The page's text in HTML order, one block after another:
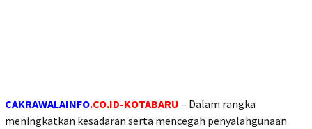
CAKRAWALAINFO.CO.ID-KOTABARU – Dalam rangka
meningkatkan kesadaran serta mencegah penyalahgunaan